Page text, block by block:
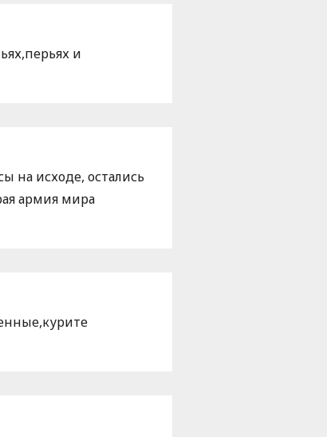
и
на исходе, остались
армия мира